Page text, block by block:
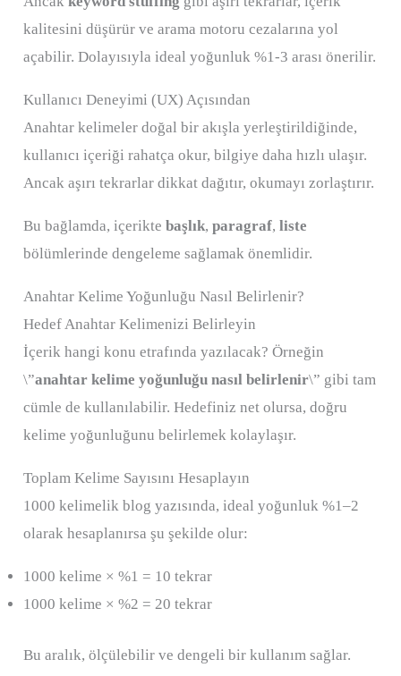
kalitesini düşürür ve arama motoru cezalarına yol
açabilir. Dolayısıyla ideal yoğunluk %1-3 arası önerilir.
Kullanıcı Deneyimi (UX) Açısından
Anahtar kelimeler doğal bir akışla yerleştirildiğinde,
kullanıcı içeriği rahatça okur, bilgiye daha hızlı ulaşır.
Ancak aşırı tekrarlar dikkat dağıtır, okumayı zorlaştırır.
Bu bağlamda, içeriktebaşlık,paragraf,liste
bölümlerinde dengeleme sağlamak önemlidir.
Anahtar Kelime Yoğunluğu Nasıl Belirlenir?
Hedef Anahtar Kelimenizi Belirleyin
İçerik hangi konu etrafında yazılacak? Örneğin
\”anahtar kelime yoğunluğu nasıl belirlenir\” gibi tam
cümle de kullanılabilir. Hedefiniz net olursa, doğru
kelime yoğunluğunu belirlemek kolaylaşır.
Toplam Kelime Sayısını Hesaplayın
1000 kelimelik blog yazısında, ideal yoğunluk %1–2
olarak hesaplanırsa şu şekilde olur:
1000 kelime × %1 = 10 tekrar
1000 kelime × %2 = 20 tekrar
Bu aralık, ölçülebilir ve dengeli bir kullanım sağlar.